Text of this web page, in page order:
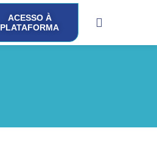
ACESSO À
PLATAFORMA